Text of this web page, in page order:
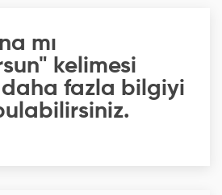
mı
kelimesi
daha fazla bilgiyi